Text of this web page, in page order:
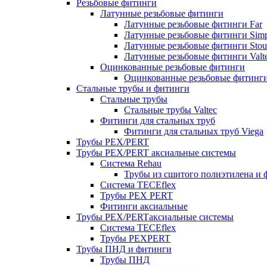
Резьбовые фитинги
Латунные резьбовые фитинги
Латунные резьбовые фитинги Far
Латунные резьбовые фитинги
Латунные резьбовые фитинги
Латунные резьбовые фитинги
Оцинкованные резьбовые фитинги
Оцинкованные резьбовые
Стальные трубы и фитинги
Стальные трубы
Стальные трубы Valtec
Фитинги для стальных труб
Фитинги для стальных труб Viega
Трубы PEX/PERT
Трубы PEX/PERT аксиальные системы
Система Rehau
Трубы из сшитого полиэтилена и
Система TECEflex
Трубы PEX PERT
Фитинги аксиальные
Трубы PEX/PERTаксиальные системы
Система TECEflex
Трубы PEXPERT
Трубы ПНД и фитинги
Трубы ПНД